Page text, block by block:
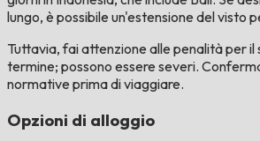
lungo, è possibile un'estensione del visto
Tuttavia, fai attenzione alle penalità per il
termine; possono essere severi.
normative prima di viaggiare.
Opzioni di alloggio